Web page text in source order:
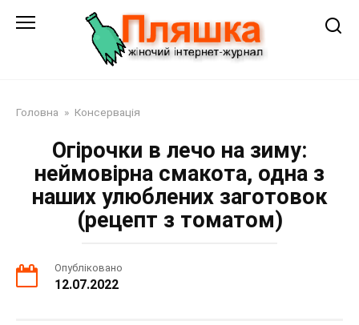
Головна » Консервація
Огірочки в лечо на зиму:
неймовірна смакота, одна з
наших улюблених заготовок
(рецепт з томатом)
Опубліковано
12.07.2022